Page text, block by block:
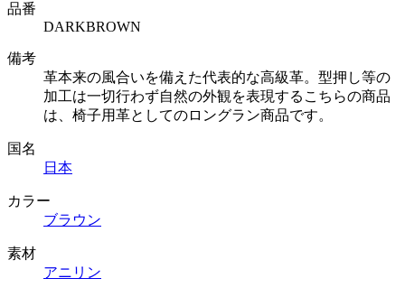
品番
DARKBROWN
備考
革本来の風合いを備えた代表的な高級革。型押し等の
加工は一切行わず自然の外観を表現するこちらの商品
は、椅子用革としてのロングラン商品です。
国名
日本
カラー
ブラウン
素材
アニリン